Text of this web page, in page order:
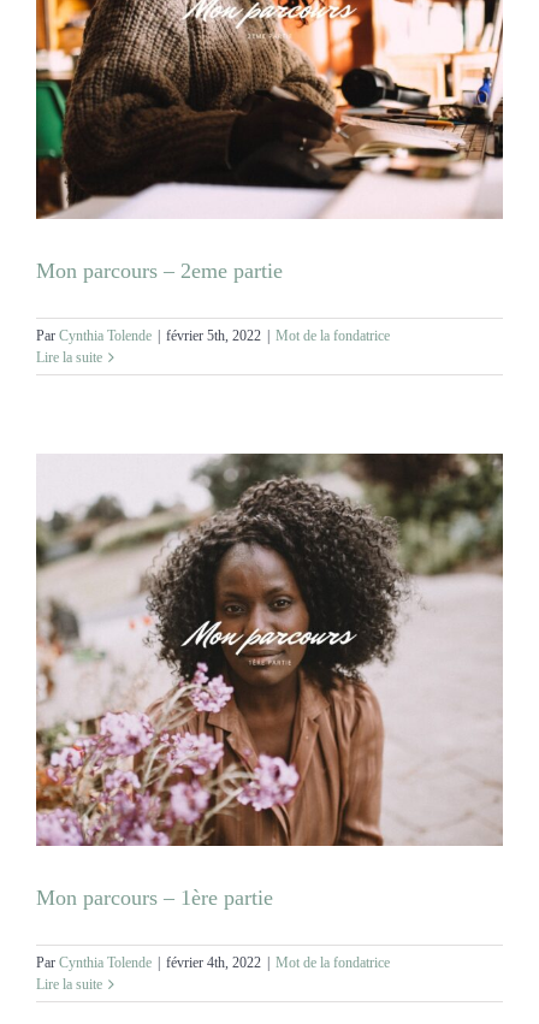
Mon parcours – 2eme partie
Par Cynthia Tolende février 5th, 2022
Mot de la fondatrice
Lire la suite
Mon parcours – 1ère partie
Par Cynthia Tolende | février 4th, 2022 | Mot de la fondatrice
Lire la suite